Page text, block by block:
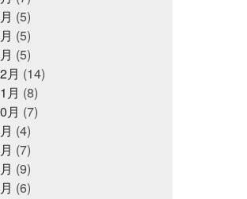
美味しいくじら料理を！～
2025年5月1日
お魚こどもチャレンジ第9
弾
2025年4月14日
クレジットカード決済対応
のお知らせ
いな
来年もやろう
とうな
う
有難い
いと
と経験と実績
イカナゴ解禁
イワシのすり身試食販売
スポーツの元バスケットマ
サン2人の仲良し話
ゴカマス
ー
(5)
(5)
(5)
月 (14)
月 (8)
月 (7)
(4)
(7)
(9)
(6)